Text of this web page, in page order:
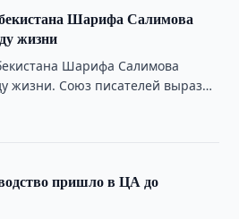
Шарифа Салимова
жизни
Шарифа Салимова
жизни. Союз писателей выразил
пришло в ЦА до